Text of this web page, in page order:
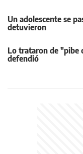
Un adolescente se
detuvieron
Lo trataron de "pibe
defendió